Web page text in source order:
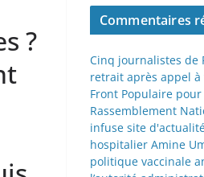
?
Commentaires
Cinq journalistes de
retrait après appel
Front Populaire
Rassemblement
infuse site
hospitalier Amine
politique vaccinale